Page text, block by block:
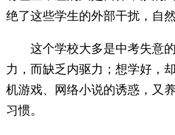
绝了这些学生的外部干扰，自
这个学校大多是中考失意的
力，而缺乏内驱力；想学好，
机游戏、网络小说的诱惑，又
习惯。